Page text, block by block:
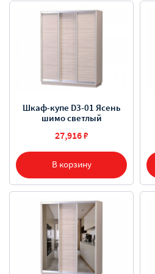
В корзину
Шкаф-купе D3-01 Ясень
шимо светлый
27,916 ₽